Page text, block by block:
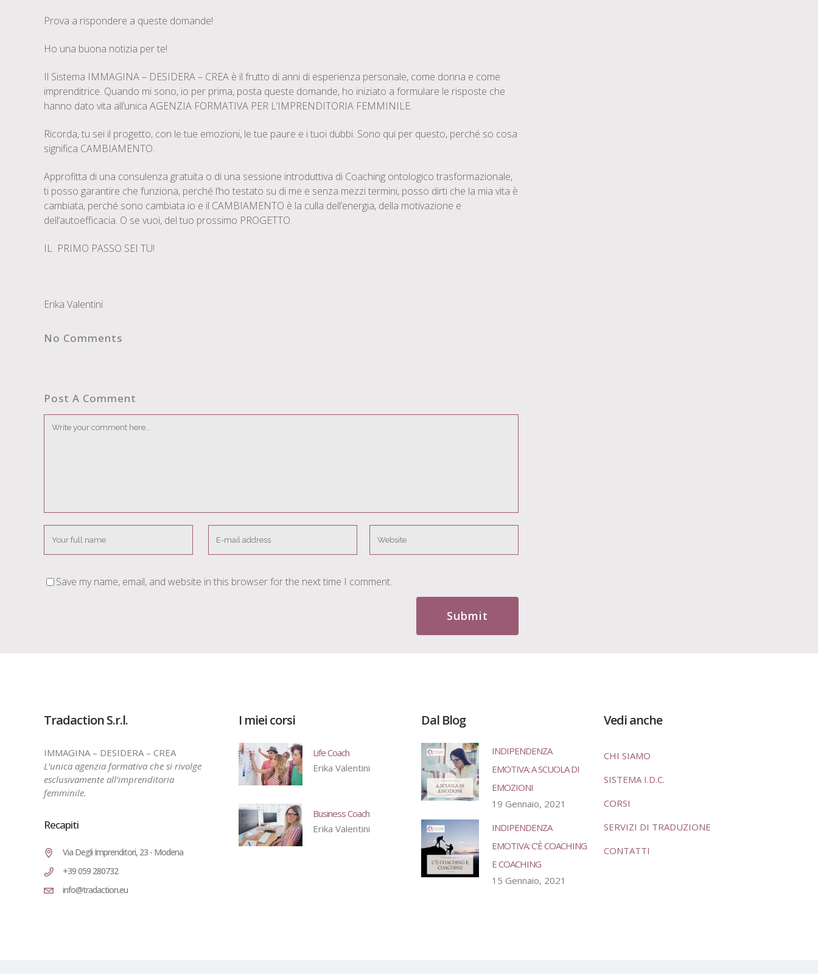
Prova a rispondere a queste domande!
Ho una buona notizia per te!
Il Sistema IMMAGINA – DESIDERA – CREA è il frutto di anni di esperienza personale, come donna e come
imprenditrice. Quando mi sono, io per prima, posta queste domande, ho iniziato a formulare le risposte che
hanno dato vita all’unica AGENZIA FORMATIVA PER L’IMPRENDITORIA FEMMINILE.
Ricorda, tu sei il progetto, con le tue emozioni, le tue paure e i tuoi dubbi. Sono qui per questo, perché so cosa
significa CAMBIAMENTO.
Approfitta di una consulenza gratuita o di una sessione introduttiva di Coaching ontologico trasformazionale,
ti posso garantire che funziona, perché l’ho testato su di me e senza mezzi termini, posso dirti che la mia vita è
cambiata, perché sono cambiata io e il CAMBIAMENTO è la culla dell’energia, della motivazione e
dell’autoefficacia. O se vuoi, del tuo prossimo PROGETTO.
IL PRIMO PASSO SEI TU!
Erika Valentini
No Comments
Post A Comment
Save my name, email, and website in this browser for the next time I comment.
Tradaction S.r.l.
IMMAGINA – DESIDERA – CREA
L’unica agenzia formativa che si rivolge
esclusivamente all’imprenditoria
femminile.
Recapiti
Via Degli Imprenditori, 23 - Modena
+39 059 280732
info@tradaction.eu
I miei corsi
Life Coach
Erika Valentini
Business Coach
Erika Valentini
Dal Blog
INDIPENDENZA
EMOTIVA: A SCUOLA DI
EMOZIONI
19 Gennaio, 2021
INDIPENDENZA
EMOTIVA: C’È COACHING
E COACHING
15 Gennaio, 2021
Vedi anche
CHI SIAMO
SISTEMA I.D.C.
CORSI
SERVIZI DI TRADUZIONE
CONTATTI